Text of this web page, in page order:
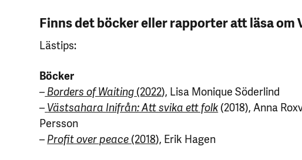
Finns det böcker eller rapporter att läsa om
Lästips:
Böcker
–Borders of Waiting(2022), Lisa Monique Söderlind
–Västsahara Inifrån: Att svika ett folk(2018), Anna
Persson
–Profit over peace(2018), Erik Hagen